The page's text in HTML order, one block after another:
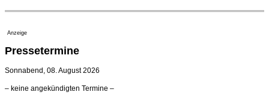
Regensburger Generalmusikdirektor Stefan Veselka
Kammerorchester Heilbronn: Chefdirigent Risto Joost
verlängert bis 2030
Ensemblemitglieder
Anzeige
Pressetermine
Sonnabend, 08. August 2026
– keine angekündigten Termine –